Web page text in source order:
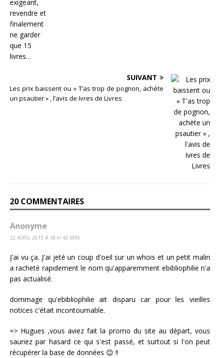
SUIVANT
Les prix baissent ou « T’as trop de pognon, achète
un psautier » , l’avis de Ivres de Livres
20 COMMENTAIRES
Anonyme
22 AVRIL 2015 Á 18 H 42 MIN
J'ai vu ça. J'ai jeté un coup d'oeil sur un whois et un petit malin
a racheté rapidement le nom qu'apparemment ebibliophilie n'a
pas actualisé.
dommage qu'ebibliophilie ait disparu car pour les vieilles
notices c'était incontournable.
=> Hugues ,vous aviez fait la promo du site au départ, vous
sauriez par hasard ce qui s'est passé, et surtout si l'on peut
récupérer la base de données 😉 !!